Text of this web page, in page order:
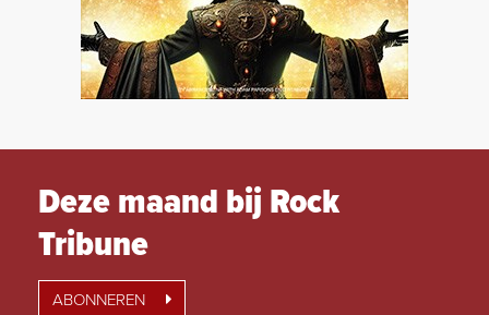
Deze maand bij Rock
Tribune
ABONNEREN